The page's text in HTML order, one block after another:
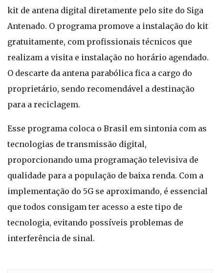
kit de antena digital diretamente pelo site do Siga
Antenado. O programa promove a instalação do kit
gratuitamente, com profissionais técnicos que
realizam a visita e instalação no horário agendado.
O descarte da antena parabólica fica a cargo do
proprietário, sendo recomendável a destinação
para a reciclagem.
Esse programa coloca o Brasil em sintonia com as
tecnologias de transmissão digital,
proporcionando uma programação televisiva de
qualidade para a população de baixa renda. Com a
implementação do 5G se aproximando, é essencial
que todos consigam ter acesso a este tipo de
tecnologia, evitando possíveis problemas de
interferência de sinal.